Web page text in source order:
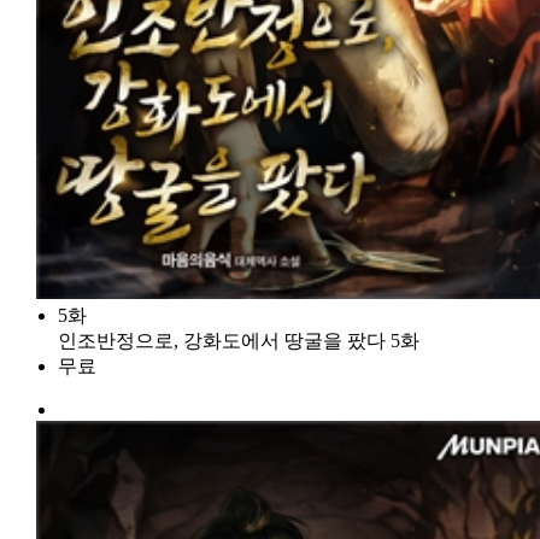
5화
인조반정으로, 강화도에서 땅굴을 팠다 5화
무료